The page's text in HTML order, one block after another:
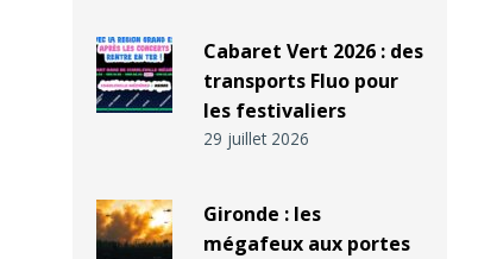
Cabaret Vert 2026 : des
transports Fluo pour
les festivaliers
29 juillet 2026
Gironde : les
mégafeux aux portes